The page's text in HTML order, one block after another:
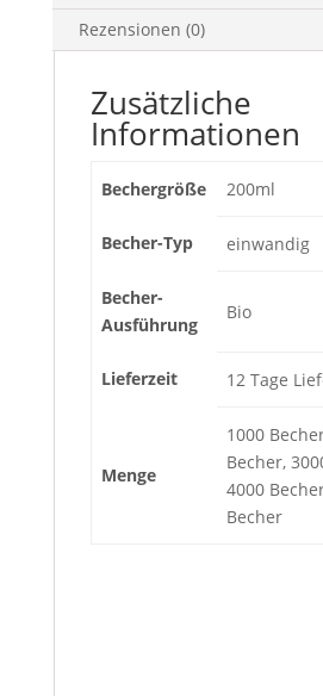
Rezensionen (0)
Zusätzliche
Informationen
Bechergröße 200ml
Becher-Typ einwandig
Becher-
Ausführung
Bio
Lieferzeit 12 Tage
Menge
1000
Becher,
4000
Becher